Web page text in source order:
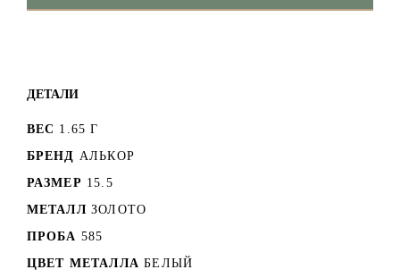
ДЕТАЛИ
ВЕС 1.65 Г
БРЕНД АЛЬКОР
РАЗМЕР 15.5
МЕТАЛЛ ЗОЛОТО
ПРОБА 585
ЦВЕТ МЕТАЛЛА БЕЛЫЙ